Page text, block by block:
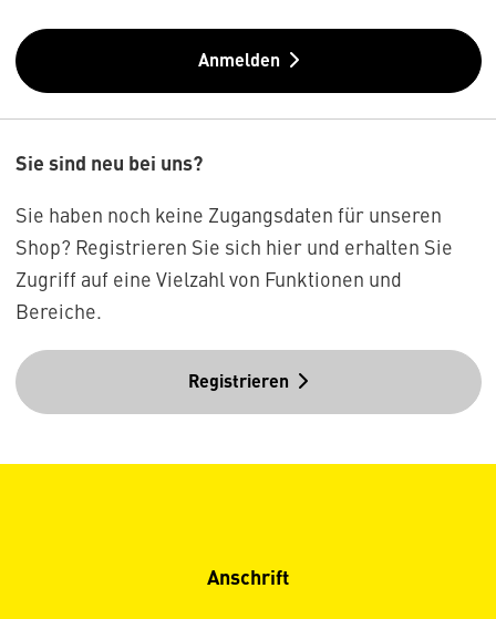
Anmelden
Sie sind neu bei uns?
Sie haben noch keine Zugangsdaten für unseren
Shop? Registrieren Sie sich hier und erhalten Sie
Zugriff auf eine Vielzahl von Funktionen und
Bereiche.
Registrieren
Anschrift